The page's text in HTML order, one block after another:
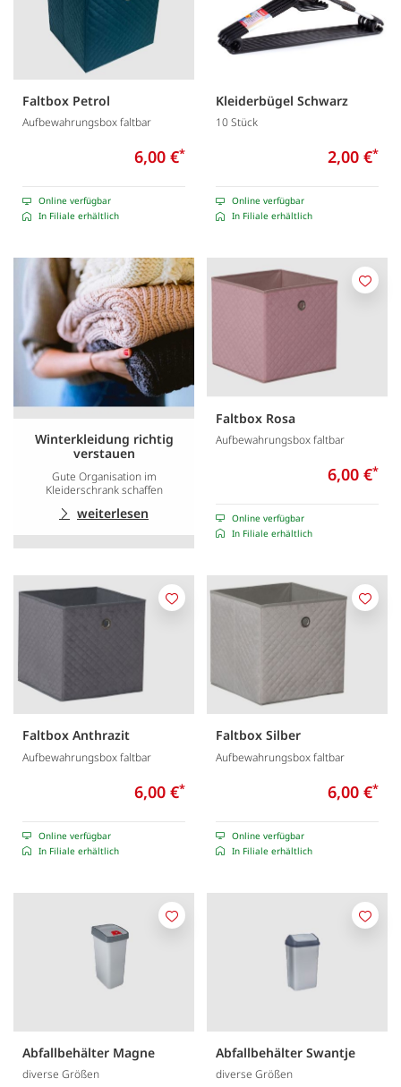
Faltbox Petrol
Aufbewahrungsbox faltbar
6,00 €*
Online verfügbar
In Filiale erhältlich
Kleiderbügel Schwarz
10 Stück
2,00 €*
Online verfügbar
In Filiale erhältlich
Winterkleidung richtig
verstauen
Gute Organisation im
Kleiderschrank schaffen
weiterlesen
Faltbox Rosa
Aufbewahrungsbox faltbar
6,00 €*
Online verfügbar
In Filiale erhältlich
Faltbox Anthrazit
Aufbewahrungsbox faltbar
6,00 €*
Online verfügbar
In Filiale erhältlich
Merken
Faltbox Silber
Aufbewahrungsbox faltbar
6,00 €*
Online verfügbar
In Filiale erhältlich
Abfallbehälter Magne
diverse Größen
Merken
Abfallbehälter Swantje
diverse Größen